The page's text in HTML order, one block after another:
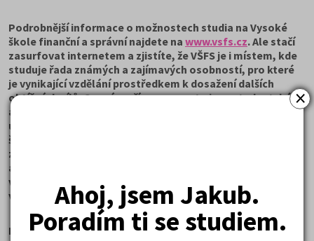
×
Ahoj, jsem Jakub.
Poradím ti se studiem.
Podrobnější informace o možnostech studia na Vysoké
škole finanční a správní najdete na www.vsfs.cz. Ale stačí
zasurfovat internetem a zjistíte, že VŠFS je i místem, kde
studuje řada známých a zajímavých osobností, pro které
je vynikající vzdělání prostředkem k dosažení dalších
obtížných cílů. Cenným přínosem proto jsou studentské a
absolventské sítě, které vám umožňují zůstat po
ukončení studia v kontaktu nejen se spolužáky, ale i se
školou samotnou. Máte tak příležitost nejen se dále
zapojovat do jejího života, ale i získávat potřebné
aktualizace svého vzdělání. Po dobu samotného studia
vás pak na této dnes již velmi vyhledávané škole čeká
vstřícný a pozorný přístup pedagogů.
Pokud se rozhodnete pro studium na Vysoké škole